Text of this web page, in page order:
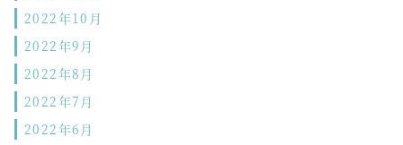
2022年10月
2022年9月
2022年8月
2022年7月
2022年6月